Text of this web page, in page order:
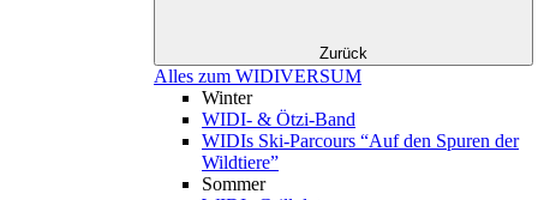
Zurück
Alles zum WIDIVERSUM
Winter
WIDI- & Ötzi-Band
WIDIs Ski-Parcours “Auf den Spuren der
Wildtiere”
Sommer